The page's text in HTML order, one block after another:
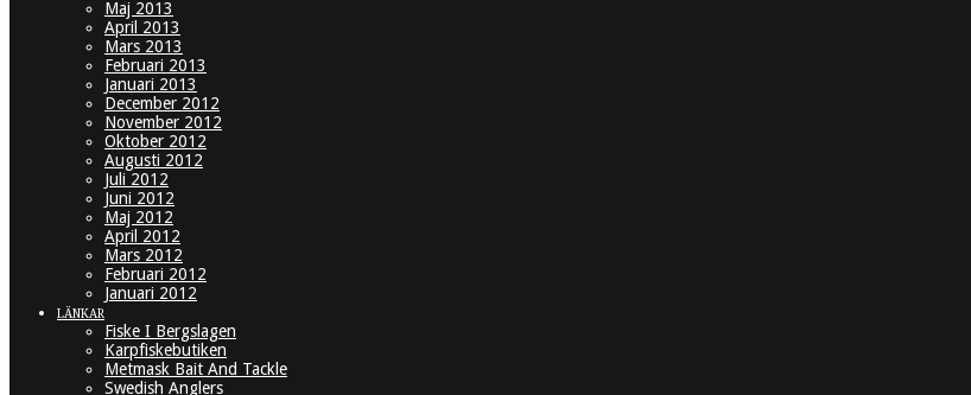
Maj 2013
April 2013
Mars 2013
Februari 2013
Januari 2013
December 2012
November 2012
Oktober 2012
Augusti 2012
Juli 2012
Juni 2012
Maj 2012
April 2012
Mars 2012
Februari 2012
Januari 2012
LÄNKAR
Fiske I Bergslagen
Karpfiskebutiken
Metmask Bait And Tackle
Swedish Anglers